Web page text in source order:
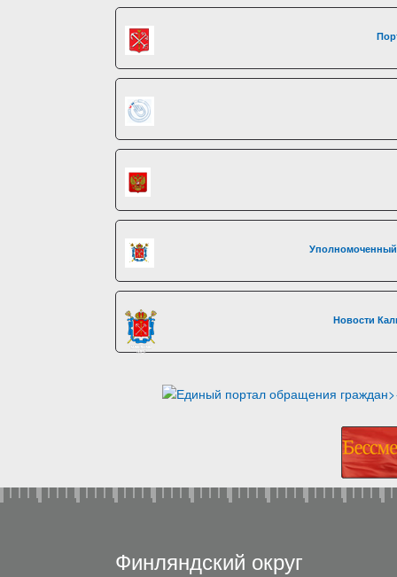
Уполномоченный
Новости
Финляндский округ